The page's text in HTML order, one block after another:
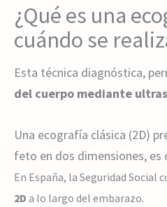
¿Qué es una
cuándo se
Esta técnica diagnóstica,
del cuerpo mediante
Una ecografía clásica (2D)
feto en dos dimensiones, es
En España, la Seguridad Social
2D a lo largo del embarazo.